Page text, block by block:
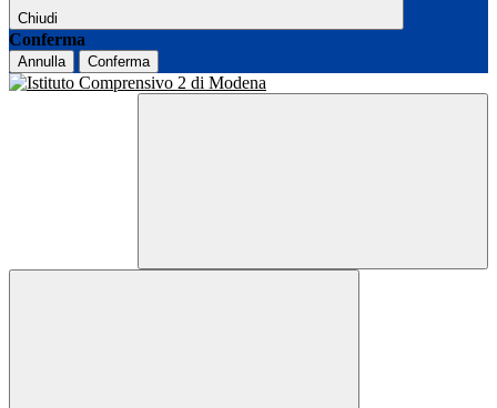
Chiudi
Conferma
Annulla Conferma